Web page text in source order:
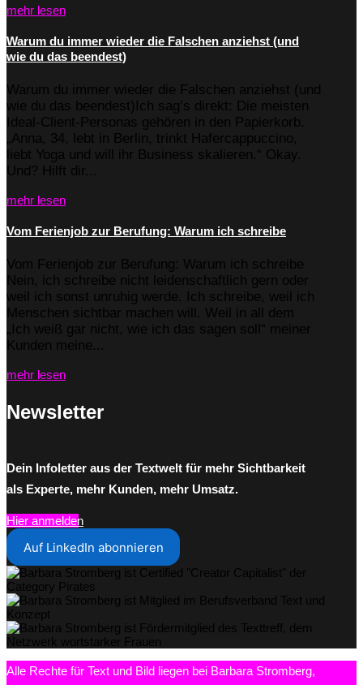
mehr lesen
Warum du immer wieder die Falschen anziehst (und
wie du das beendest)
Warum du immer wieder die Falschen anziehst (und
wie du das beendest)Ich sag’s direkt: Die meisten
Ideal-Client-Personas gehören in den Papierkorb.
„Anna, 34, lebt in Berlin, trinkt Hafercappuccino,
liebt Yoga und will ihr Business skalieren.“ Okay.
Und? Hilft dir...
mehr lesen
Vom Ferienjob zur Berufung: Warum ich schreibe
Vom Ferienjob zur Berufung: Warum ich schreibe
Nein, ich schreibe nicht leidenschaftlich gern oder
weil ich sonst unruhig werde. Ich schreibe, weil ich
Menschen sichtbar machen will. Weil in all dem
„Ich weiß gar nicht, wie ich das sagen soll“ meiner
Kunden meine...
mehr lesen
Newsletter
Dein Infoletter aus der Textwelt für mehr Sichtbarkeit
als Experte, mehr Kunden, mehr Umsatz.
Hier anmelden
Auf LinkedIn abonnieren
Alle Rechte für Text und Bild liegen bei Barbara Stromberg,